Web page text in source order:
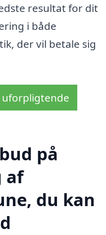
resultat for dit
i både
der vil betale sig
uforpligtende
på
af
du kan